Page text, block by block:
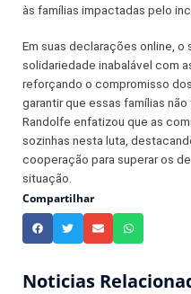
às famílias impactadas pelo
Em suas declarações online, o
solidariedade inabalável com
reforçando o compromisso
garantir que essas famílias
Randolfe enfatizou que as
sozinhas nesta luta,
cooperação para superar os
situação.
Compartilhar
Noticias